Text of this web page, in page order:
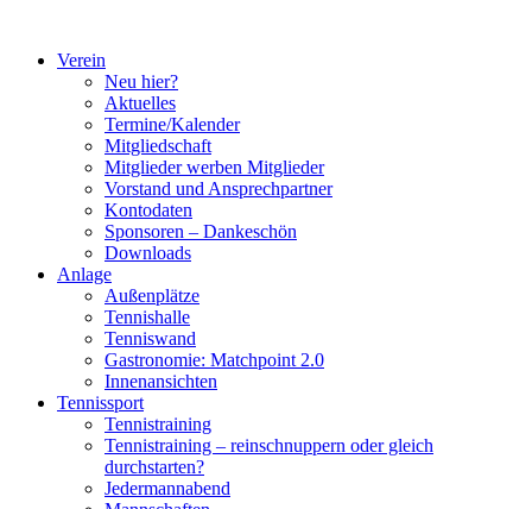
springenVerein
Neu hier?
Aktuelles
Termine/Kalender
Mitgliedschaft
Mitglieder werben Mitglieder
Vorstand und Ansprechpartner
Kontodaten
Sponsoren – Dankeschön
Downloads
Anlage
Außenplätze
Tennishalle
Tenniswand
Gastronomie: Matchpoint 2.0
Innenansichten
Tennissport
Tennistraining
Tennistraining – reinschnuppern oder gleich
durchstarten?
Jedermannabend